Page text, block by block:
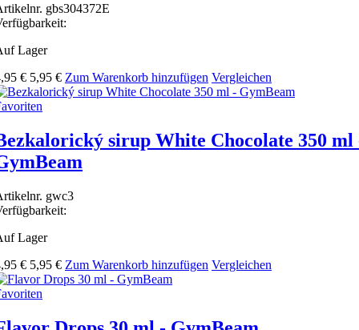
gbs304372E
Lager
€ 5,95 € Zum Warenkorb hinzufügen Vergleichen
sirup White Chocolate 350 ml
gwc3
Lager
€ 5,95 € Zum Warenkorb hinzufügen Vergleichen